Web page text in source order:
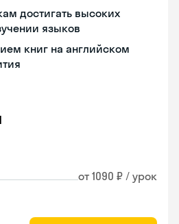
достигать высоких
языков
книг на английском
от 1090 ₽ / урок